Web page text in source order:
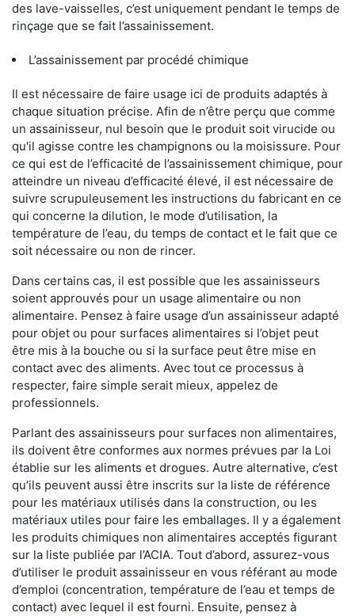
des lave-vaisselles, c’est uniquement pendant le temps de
rinçage que se fait l’assainissement.
L’assainissement par procédé chimique
Il est nécessaire de faire usage ici de produits adaptés à
chaque situation précise. Afin de n’être perçu que comme
un assainisseur, nul besoin que le produit soit virucide ou
qu'il agisse contre les champignons ou la moisissure. Pour
ce qui est de l’efficacité de l’assainissement chimique, pour
atteindre un niveau d’efficacité élevé, il est nécessaire de
suivre scrupuleusement les instructions du fabricant en ce
qui concerne la dilution, le mode d’utilisation, la
température de l’eau, du temps de contact et le fait que ce
soit nécessaire ou non de rincer.
Dans certains cas, il est possible que les assainisseurs
soient approuvés pour un usage alimentaire ou non
alimentaire. Pensez à faire usage d’un assainisseur adapté
pour objet ou pour surfaces alimentaires si l’objet peut
être mis à la bouche ou si la surface peut être mise en
contact avec des aliments. Avec tout ce processus à
respecter, faire simple serait mieux, appelez de
professionnels.
Parlant des assainisseurs pour surfaces non alimentaires,
ils doivent être conformes aux normes prévues par la Loi
établie sur les aliments et drogues. Autre alternative, c’est
qu’ils peuvent aussi être inscrits sur la liste de référence
pour les matériaux utilisés dans la construction, ou les
matériaux utiles pour faire les emballages. Il y a également
les produits chimiques non alimentaires acceptés figurant
sur la liste publiée par l’ACIA. Tout d’abord, assurez-vous
d’utiliser le produit assainisseur en vous référant au mode
d’emploi (concentration, température de l’eau et temps de
contact) avec lequel il est fourni. Ensuite, pensez à